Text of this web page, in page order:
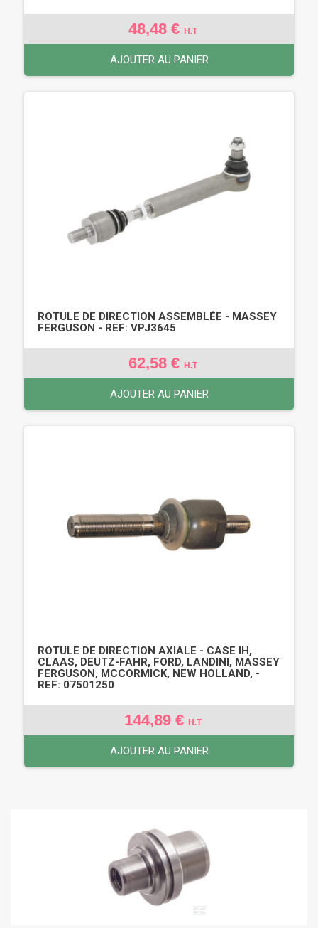
48,48 € H.T
AJOUTER AU PANIER
ROTULE DE DIRECTION ASSEMBLÉE - MASSEY
FERGUSON - REF: VPJ3645
62,58 € H.T
AJOUTER AU PANIER
ROTULE DE DIRECTION AXIALE - CASE IH,
CLAAS, DEUTZ-FAHR, FORD, LANDINI, MASSEY
FERGUSON, MCCORMICK, NEW HOLLAND, -
REF: 07501250
144,89 € H.T
AJOUTER AU PANIER